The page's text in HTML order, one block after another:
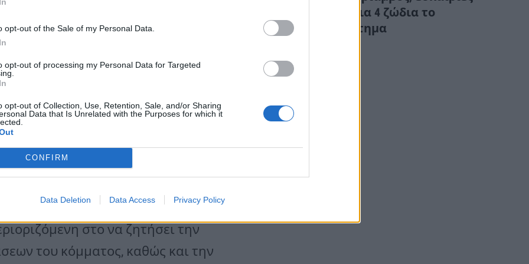
opt-out of the Sale of my Personal Data.
opt-out of processing my Personal Data for Targeted
opt-out of Collection, Use, Retention, Sale, and/or Sharing
Data that Is Unrelated with the Purposes for which it
CONFIRM
Data Deletion Data Access Privacy Policy
περί εσωκομματικής
εμείς απέναντι στον
και να πέσει αυτή η κυβέρνηση.
ΣΥΡΙΖΑ, ούτε συζητάμε με
κουλτούρα δημοκρατικού
τηλεδιάσκεψη οι δύο
Η Κίνηση Μελών αποφάσισε να μη
στο να ζητήσει την
του κόμματος, καθώς και την
και αφθονία για 4 ζώδια το
επόμενο διάστημα